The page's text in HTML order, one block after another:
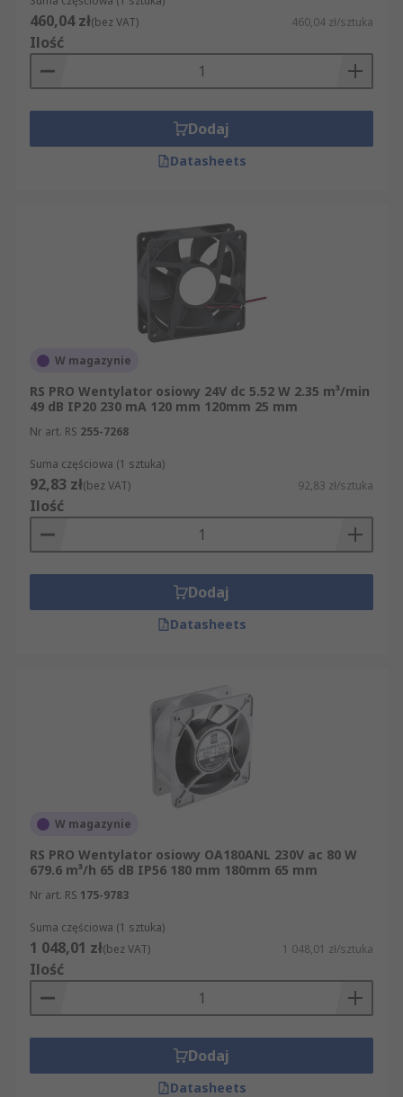
460,04 zł(bez VAT) 460,04 zł/sztuka
Ilość
Dodaj
Datasheets
W magazynie
RS PRO Wentylator osiowy 24V dc 5.52 W 2.35 m³/min
49 dB IP20 230 mA 120 mm 120mm 25 mm
Nr art. RS 255-7268
Suma częściowa (1 sztuka)
92,83 zł(bez VAT) 92,83 zł/sztuka
Ilość
Dodaj
Datasheets
W magazynie
RS PRO Wentylator osiowy OA180ANL 230V ac 80 W
679.6 m³/h 65 dB IP56 180 mm 180mm 65 mm
Nr art. RS 175-9783
Suma częściowa (1 sztuka)
1 048,01 zł(bez VAT) 1 048,01 zł/sztuka
Ilość
Dodaj
Datasheets